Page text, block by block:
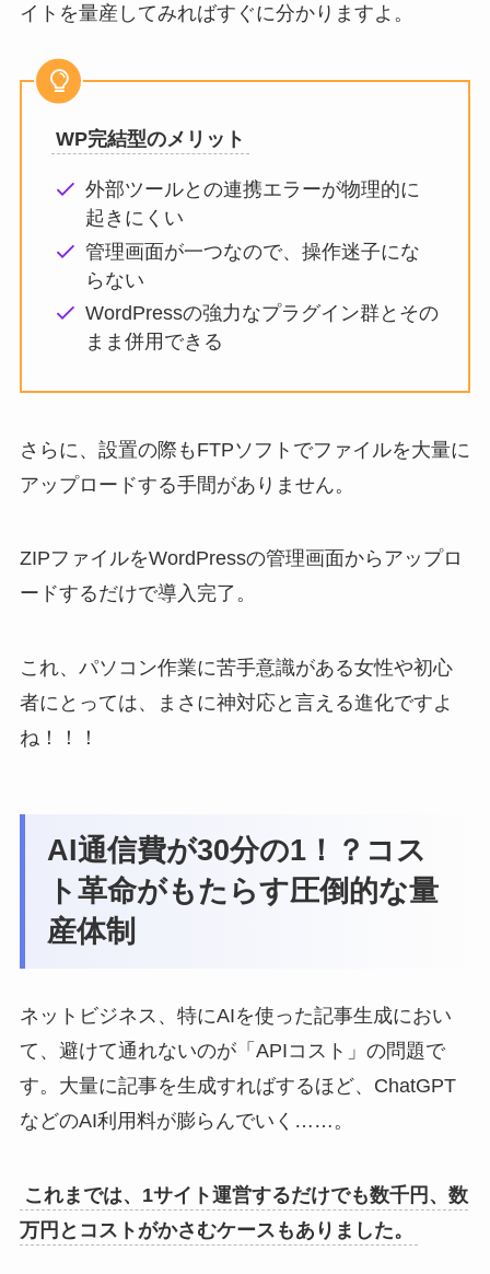
イトを量産してみればすぐに分かりますよ。
WP完結型のメリット
外部ツールとの連携エラーが物理的に
起きにくい
管理画面が一つなので、操作迷子にな
らない
WordPressの強力なプラグイン群とその
まま併用できる
さらに、設置の際もFTPソフトでファイルを大量に
アップロードする手間がありません。
ZIPファイルをWordPressの管理画面からアップロ
ードするだけで導入完了。
これ、パソコン作業に苦手意識がある女性や初心
者にとっては、まさに神対応と言える進化ですよ
ね！！！
AI通信費が30分の1！？コス
ト革命がもたらす圧倒的な量
産体制
ネットビジネス、特にAIを使った記事生成におい
て、避けて通れないのが「APIコスト」の問題で
す。大量に記事を生成すればするほど、ChatGPT
などのAI利用料が膨らんでいく……。
これまでは、1サイト運営するだけでも数千円、数
万円とコストがかさむケースもありました。